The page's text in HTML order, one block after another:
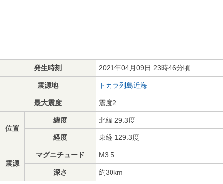
発生時刻 2021年04月09日 23時46分頃
震源地 トカラ列島近海
最大震度 震度2
位置
緯度 北緯 29.3度
経度 東経 129.3度
震源
マグニチュード M3.5
深さ 約30km